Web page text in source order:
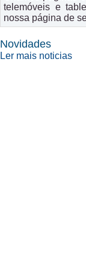
telemóveis e
nossa página de
Novidades
Ler mais noticias